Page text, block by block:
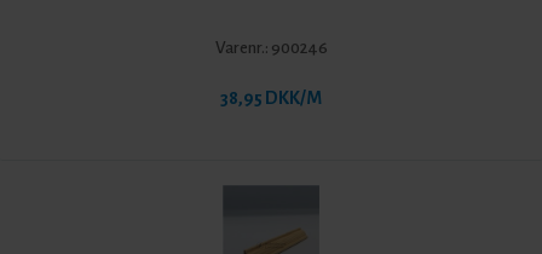
Varenr.: 900246
38,95 DKK/M